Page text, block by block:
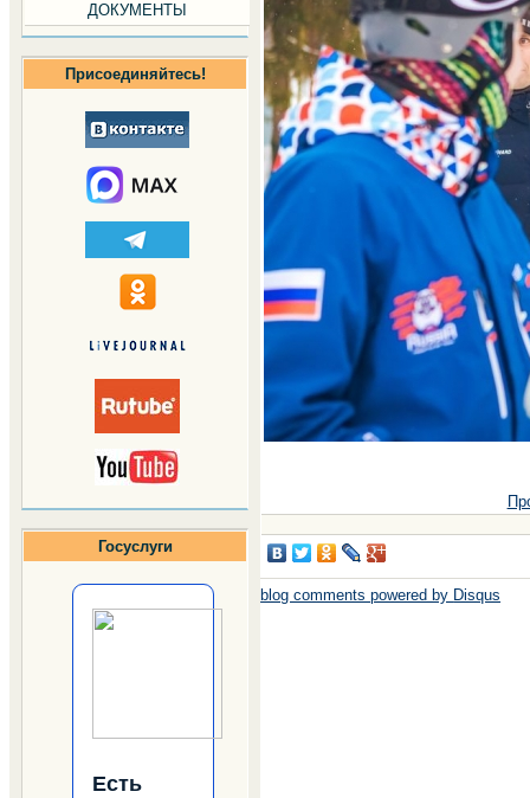
ДОКУМЕНТЫ
Присоединяйтесь!
Госуслуги
Есть
blog comments powered by Disqus